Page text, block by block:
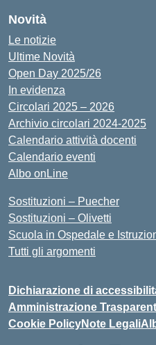
Novità
Le notizie
Ultime Novità
Open Day 2025/26
In evidenza
Circolari 2025 – 2026
Archivio circolari 2024-2025
Calendario attività docenti
Calendario eventi
Albo onLine
Sostituzioni – Puecher
Sostituzioni – Olivetti
Scuola in Ospedale e
Tutti gli argomenti
Dichiarazione di
Amministrazione
Cookie PolicyNote Legali